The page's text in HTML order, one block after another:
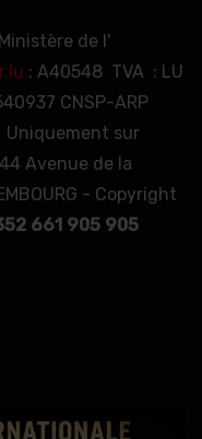
de l'
: A40548 TVA : LU
CNSP-ARP
Uniquement sur
Avenue de la
- Copyright
661 905 905